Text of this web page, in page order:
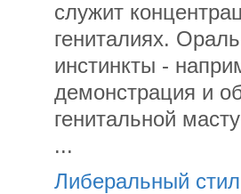
служит
гениталиях.
инстинкты -
демонстрация и
генитальной
...
Либеральный